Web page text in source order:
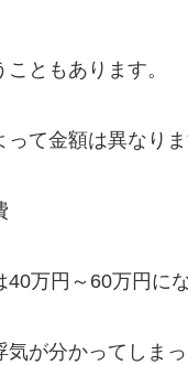
ともあります。
て金額は異なりま
万円～60万円に
気が分かってしま